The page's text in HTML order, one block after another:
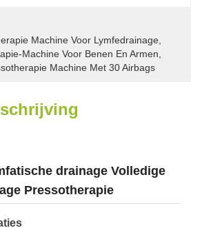
Machine Voor Lymfedrainage
Machine Voor Benen En Armen
Machine Met 30 Airbags
drainage Volledige
Pressotherapie